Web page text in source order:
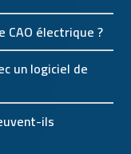
CAO électrique ?
un logiciel de
ils